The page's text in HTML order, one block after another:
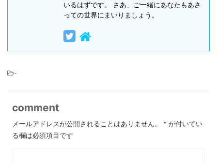
いるはずです。 さあ、ご一緒にあなたもあさ
っての世界にまいりましょう。
-
comment
メールアドレスが公開されることはありません。 * が付いてい
る欄は必須項目です